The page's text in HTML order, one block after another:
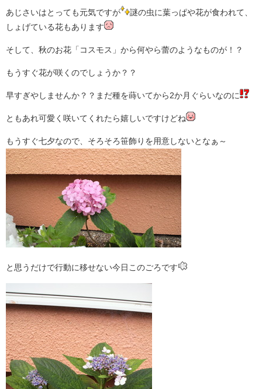
あじさいはとっても元気ですが
謎の虫に葉っぱや花が食われて、
しょげている花もあります
そして、秋のお花「コスモス」から何やら蕾のようなものが！？
もうすぐ花が咲くのでしょうか？？
早すぎやしませんか？？まだ種を蒔いてから2か月ぐらいなのに
ともあれ可愛く咲いてくれたら嬉しいですけどね
もうすぐ七夕なので、そろそろ笹飾りを用意しないとなぁ～
と思うだけで行動に移せない今日このごろです